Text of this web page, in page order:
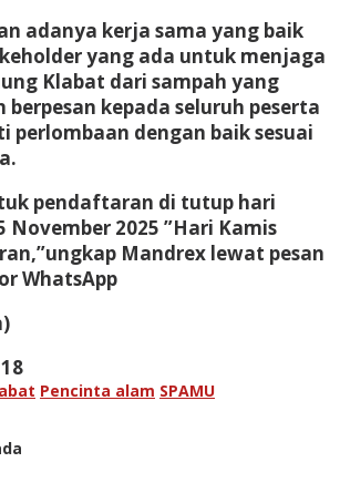
adanya kerja sama yang baik
yang ada untuk menjaga
Klabat dari sampah yang
berpesan kepada seluruh peserta
perlombaan dengan baik sesuai
pendaftaran di tutup hari
November 2025 ”Hari Kamis
Mandrex lewat pesan
WhatsApp
Pencinta alam SPAMU